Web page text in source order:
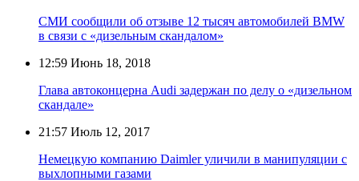
СМИ сообщили об отзыве 12 тысяч автомобилей BMW
в связи с «дизельным скандалом»
12:59 Июнь 18, 2018
Глава автоконцерна Audi задержан по делу о «дизельном
скандале»
21:57 Июль 12, 2017
Немецкую компанию Daimler уличили в манипуляции с
выхлопными газами